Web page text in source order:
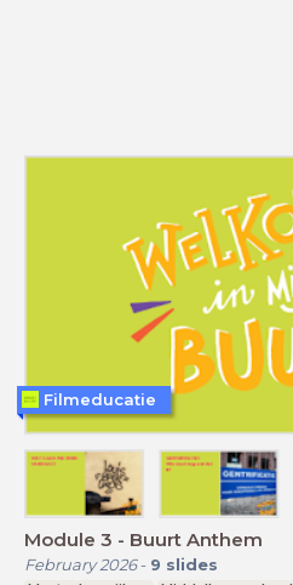
Module 3 - Buurt Anthem
February 2026- 9 slides
Filmeducatie